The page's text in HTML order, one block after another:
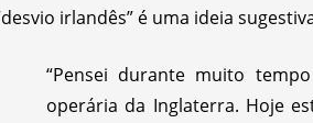
irlandês” é uma ideia
“Pensei durante muito
operária da Inglaterra. Hoje